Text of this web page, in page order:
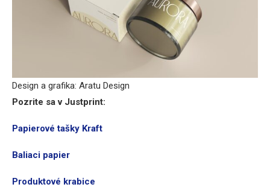
Design a grafika: Aratu Design
Pozrite sa v Justprint:
Papierové tašky Kraft
Baliaci papier
Produktové krabice